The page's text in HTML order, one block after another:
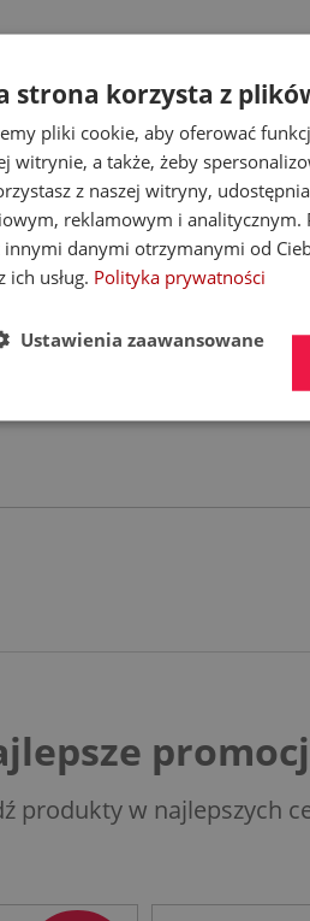
produkty w najlepszych
strona korzysta z
pliki cookie, aby oferować
witrynie, a także, żeby
z naszej witryny,
reklamowym i analitycznym.
danymi otrzymanymi od
ich usług. Polityka prywatności
Ustawienia zaawansowane